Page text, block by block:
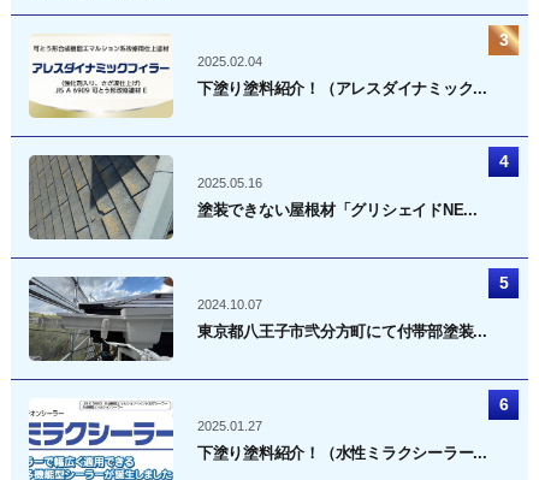
2025.02.04
下塗り塗料紹介！（アレスダイナミック...
2025.05.16
塗装できない屋根材「グリシェイドNE...
2024.10.07
東京都八王子市弐分方町にて付帯部塗装...
2025.01.27
下塗り塗料紹介！（水性ミラクシーラー...